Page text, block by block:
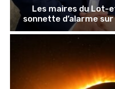
Les maires du Lot-
sonnette d’alarme